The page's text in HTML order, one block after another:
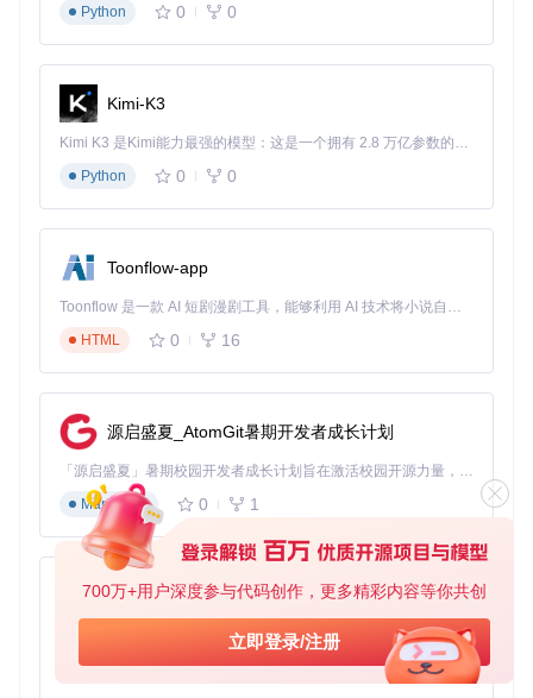
700万+用户深度参与代码创作，更多精彩内容等你共创
立即登录/注册
在开始使用前，请确保你的系统满足以下条件：
Python 3.7或更高版本
足够的存储空间（至少2GB空闲空间）
git clone
cd WeChatMsg
troubleshooter's checklist 故障排除清单
✅ 确保微信已退出运行，避免数据库被占用 ✅ 检查Python版
本是否符合要求（可通过python --version命令验证） ✅
网络连接正常，能够下载安装依赖包 ✅ 对微信数据进行备份
（重要！操作前请务必备份） ✅ 以管理员身份运行命令提示
启动与使用流程
进入项目目录后，运行主程序：
在程序界面中完成以下操作：
Python
0 0
Kimi-K3
Kimi K3 是Kimi能力最强的模型：这是一个拥有 2.8 万亿参数的混合专家（MoE）模型，具备原生视觉理解能力，并支持 100 万 token 的上下文窗口。
Python
0 0
Toonflow-app
Toonflow 是一款 AI 短剧漫剧工具，能够利用 AI 技术将小说自动转化为剧本，并结合 AI 生成的图片和视频，实现高效的短剧创作。借助 Toonflow，可以轻松完成从文字到影像的全流程，让短剧制作变得更加智能与便捷。
HTML
0 16
源启盛夏_AtomGit暑期开发者成长计划
「源启盛夏」暑期校园开发者成长计划旨在激活校园开源力量，通过积分激励、认证扶持、资源倾斜等形式，引导高校组织和开发者完成「入驻 — 建项目 — 做贡献 — 获认证 — 得资源」的完整闭环。无论你是想带领社团入驻平台的组织者，还是希望用代码贡献证明自己的开发者，都能在这里找到属于你的成长路径。
Markdown
0 1
AionUi
免费、本地、开源的 24/7 全天候 Cowork 应用，以及适用于 Gemini CLI、Claude Code、Codex、OpenCode、Qwen Code、Goose CLI、Auggie 等的 OpenClaw | 🌟 喜欢就点star吧
TypeScript
0 6